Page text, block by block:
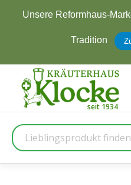
Unsere Reformhaus-
Tradition